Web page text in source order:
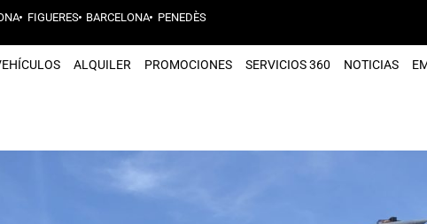
FIGUERES BARCELONA PENEDÈS
ALQUILER PROMOCIONES SERVICIOS 360 NOTICIAS